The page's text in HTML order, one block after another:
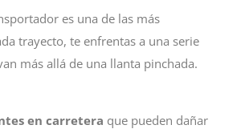
es una de las más
trayecto, te enfrentas a una serie
más allá de una llanta pinchada.
en carretera que pueden dañar